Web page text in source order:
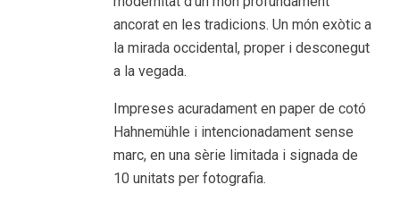
ancorat en les tradicions. Un món exòtic a
la mirada occidental, proper i desconegut
a la vegada.
Impreses acuradament en paper de cotó
Hahnemühle i intencionadament sense
marc, en una sèrie limitada i signada de
10 unitats per fotografia.